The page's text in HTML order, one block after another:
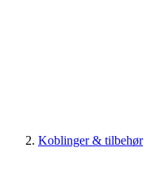
Koblinger & tilbehør